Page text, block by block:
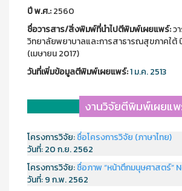
ปี พ.ศ.:2560
ชื่อวารสาร/สิ่งพิมพ์ที่นำไปตีพิมพ์เผยแพร์:ว
วิทยาลัยพยาบาลและการสาธารณสุขภาคใต้
(เมษายน 2017)
วันที่เพิ่มข้อมูลตีพิมพ์เผยแพร์:1 ม.ค. 2513
งานวิจัยตีพิมพ์เผยแ
โครงการวิจัย:ชื่อโครงการวิจัย (ภาษาไทย)
วันที่:20 ก.ย. 2562
โครงการวิจัย:ชื่อภาพ “หน้าตึกมนุษศาสตร์”
วันที่:9 ก.พ. 2562